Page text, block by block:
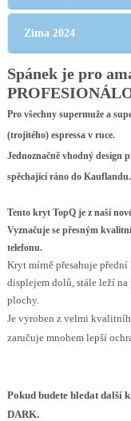
Zima 2024
Spánek je pro
Pro všechny supermuže a
(trojitého) espressa v ruce.
Jednoznačně vhodný design
spěchající ráno do Kauflandu.
Tento kryt TopQ je z naší
Vyznačuje se přesným
telefonu.
Kryt mírně přesahuje
displejem dolů, stále leží
plochy.
Je vyroben z velmi
zaručuje mnohem lepší
Pokud budete hledat další
DARK.